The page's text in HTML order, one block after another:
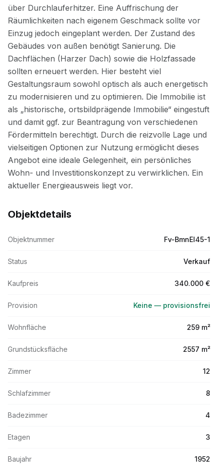
Objektdetails
Objektnummer Fv-BmnEl45-1
Status Verkauf
Kaufpreis 340.000 €
Provision Keine — provisionsfrei
Wohnfläche 259 m²
Grundstücksfläche 2557 m²
Zimmer 12
Schlafzimmer 8
Badezimmer 4
Etagen 3
Baujahr 1952